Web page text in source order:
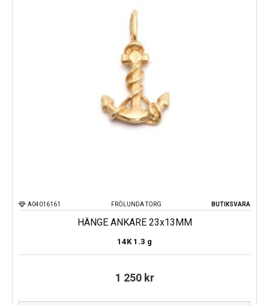
FRÖLUNDA TORG
A04016161 BUTIKSVARA
HÄNGE ANKARE 23x13MM
14K 1.3 g
1 250 kr